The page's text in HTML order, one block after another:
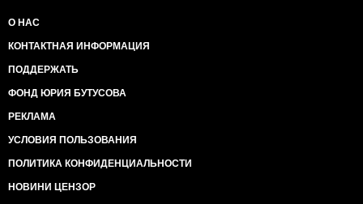
О НАС
КОНТАКТНАЯ ИНФОРМАЦИЯ
ПОДДЕРЖАТЬ
ФОНД ЮРИЯ БУТУСОВА
РЕКЛАМА
УСЛОВИЯ ПОЛЬЗОВАНИЯ
ПОЛИТИКА КОНФИДЕНЦИАЛЬНОСТИ
НОВИНИ ЦЕНЗОР